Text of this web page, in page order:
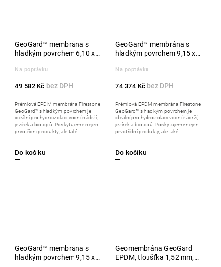
GeoGard™ membrána s
hladkým povrchem 6,10 x
Na poptávku
49 582 Kč
Do košíku
Prémiová EPDM membrána Firestone
GeoGard™ s hladkým povrchem je
ideální pro hydroizolaci vodní nádrží,
jezírek a biotopů. Poskytujeme nejen
prvotřídní produkty, ale také...
GeoGard™ membrána s
hladkým povrchem 9,15 x
Na poptávku
74 374 Kč
Do košíku
Prémiová EPDM membrána Firestone
GeoGard™ s hladkým povrchem je
ideální pro hydroizolaci vodní nádrží,
jezírek a biotopů. Poskytujeme nejen
prvotřídní produkty, ale také...
GeoGard™ membrána s
hladkým povrchem 9,15 x
Geomembrána GeoGard
EPDM, tloušťka 1,52 mm,